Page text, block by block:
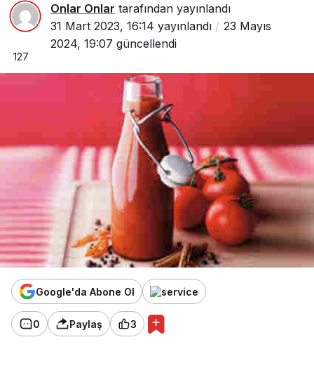
Onlar Onlar tarafından yayınlandı
31 Mart 2023, 16:14 yayınlandı
23 Mayıs
2024, 19:07 güncellendi
127
Google'da Abone Ol
0 Paylaş 3